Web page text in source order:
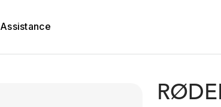
Assistance